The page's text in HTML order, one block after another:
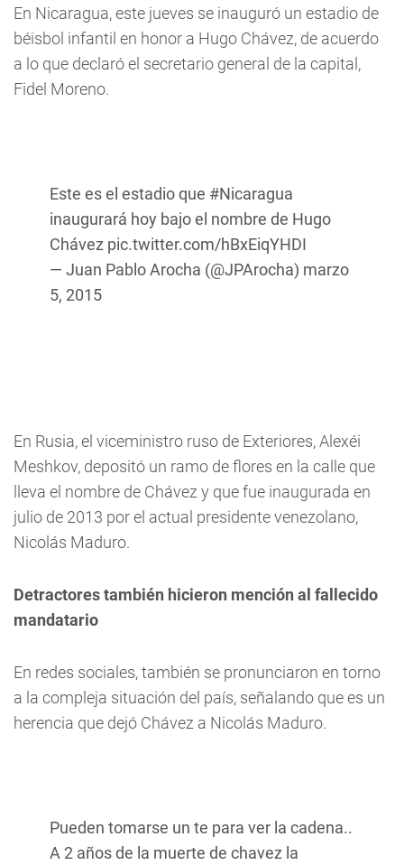
En Nicaragua, este jueves se inauguró un estadio de
béisbol infantil en honor a Hugo Chávez, de acuerdo
a lo que declaró el secretario general de la capital,
Fidel Moreno.
Este es el estadio que #Nicaragua
inaugurará hoy bajo el nombre de Hugo
Chávez pic.twitter.com/hBxEiqYHDI
— Juan Pablo Arocha (@JPArocha) marzo
5, 2015
En Rusia, el viceministro ruso de Exteriores, Alexéi
Meshkov, depositó un ramo de flores en la calle que
lleva el nombre de Chávez y que fue inaugurada en
julio de 2013 por el actual presidente venezolano,
Nicolás Maduro.
Detractores también hicieron mención al fallecido
mandatario
En redes sociales, también se pronunciaron en torno
a la compleja situación del país, señalando que es un
herencia que dejó Chávez a Nicolás Maduro.
Pueden tomarse un te para ver la cadena..
A 2 años de la muerte de chavez la